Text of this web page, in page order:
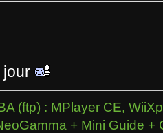
jour
(ftp) : MPlayer CE,
+ Mini Guide +